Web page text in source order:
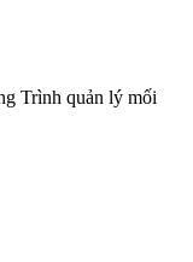
Trình quản lý mối